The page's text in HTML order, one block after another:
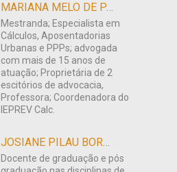
MARIANA MELO DE PAULA
Mestranda; Especialista em
Cálculos, Aposentadorias
Urbanas e PPPs; advogada
com mais de 15 anos de
atuação; Proprietária de 2
escitórios de advocacia,
Professora; Coordenadora do
IEPREV Calc.
JOSIANE PILAU BORNIA
Docente de graduação e pós